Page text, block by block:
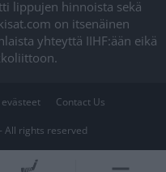
lippujen hinnoista sekä
on itsenäinen
yhteyttä IIHF:ään eikä
Contact Us
All rights reserved